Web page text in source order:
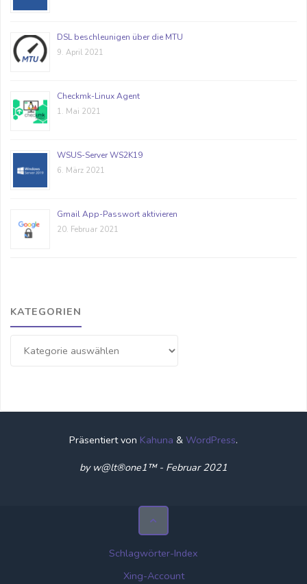
DSL beschleunigen über die MTU
9. April 2021
Checkmk-Linux Agent
1. Mai 2021
WSUS-Server WS2K19
6. März 2021
Gmail App-Passwort aktivieren
20. Februar 2021
KATEGORIEN
Präsentiert von Kahuna & WordPress.
by w@lt®one1™ - Februar 2021
Schlagwörter-Index
Xing-Account